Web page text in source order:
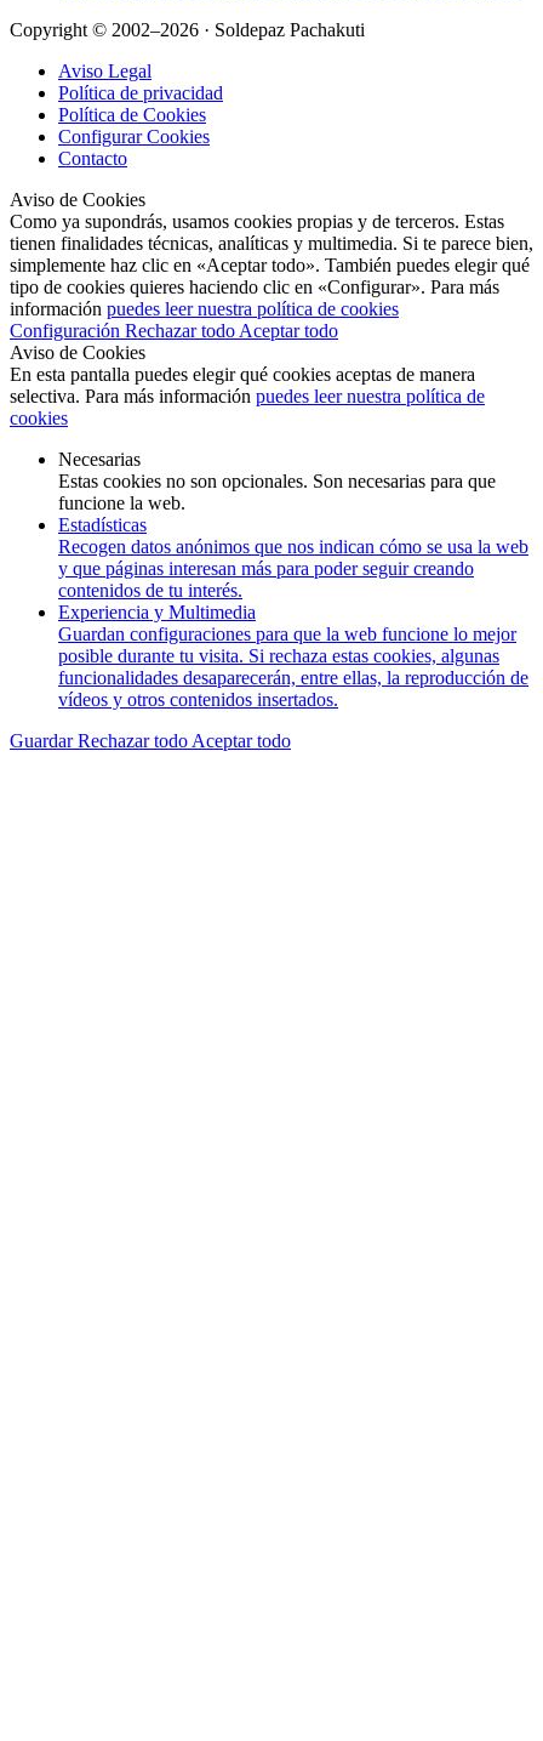
Copyright © 2002–2026 · Soldepaz Pachakuti
Aviso Legal
Política de privacidad
Política de Cookies
Configurar Cookies
Contacto
Aviso de Cookies
Como ya supondrás, usamos cookies propias y de terceros. Estas
tienen finalidades técnicas, analíticas y multimedia. Si te parece bien,
simplemente haz clic en «Aceptar todo». También puedes elegir qué
tipo de cookies quieres haciendo clic en «Configurar». Para más
información puedes leer nuestra política de cookies
Configuración Rechazar todo Aceptar todo
Aviso de Cookies
En esta pantalla puedes elegir qué cookies aceptas de manera
selectiva. Para más información puedes leer nuestra política de
cookies
Necesarias
Estas cookies no son opcionales. Son necesarias para que
funcione la web.
Estadísticas
Recogen datos anónimos que nos indican cómo se usa la web
y que páginas interesan más para poder seguir creando
contenidos de tu interés.
Experiencia y Multimedia
Guardan configuraciones para que la web funcione lo mejor
posible durante tu visita. Si rechaza estas cookies, algunas
funcionalidades desaparecerán, entre ellas, la reproducción de
vídeos y otros contenidos insertados.
GuardarRechazar todo Aceptar todo